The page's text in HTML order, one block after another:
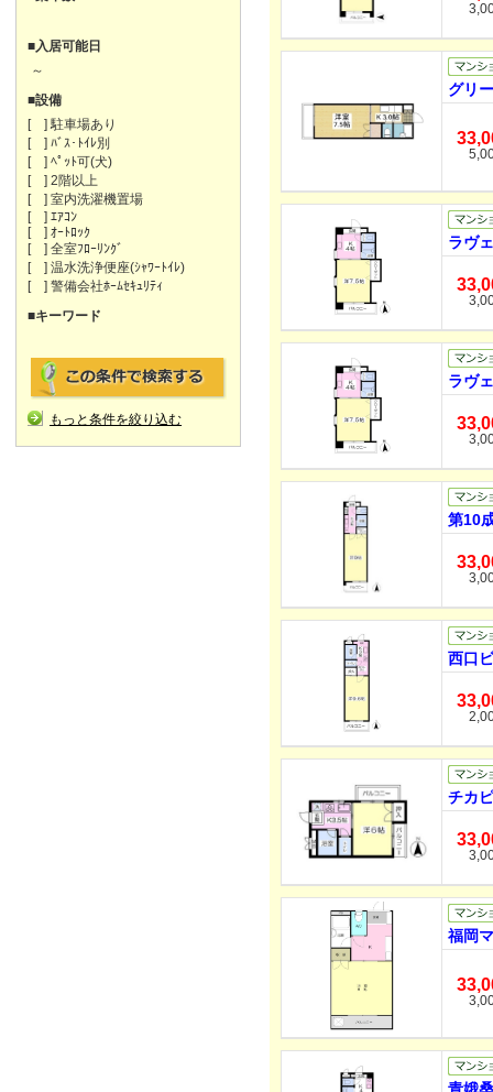
■入居可能日
～
■設備
[ ] 駐車場あり
[ ] ﾊﾞｽ･ﾄｲﾚ別
[ ] ﾍﾟｯﾄ可(犬)
[ ] 2階以上
[ ] 室内洗濯機置場
[ ] ｴｱｺﾝ
[ ] ｵｰﾄﾛｯｸ
[ ] 全室ﾌﾛｰﾘﾝｸﾞ
[ ] 温水洗浄便座(ｼｬﾜｰﾄｲﾚ)
[ ] 警備会社ﾎｰﾑｾｷｭﾘﾃｨ
■キーワード
もっと条件を絞り込む
グリ
ラヴ
ラヴ
第10
西口
チカ
福岡